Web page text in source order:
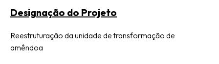
Designação do Projeto
Reestruturação da unidade de transformação de
amêndoa